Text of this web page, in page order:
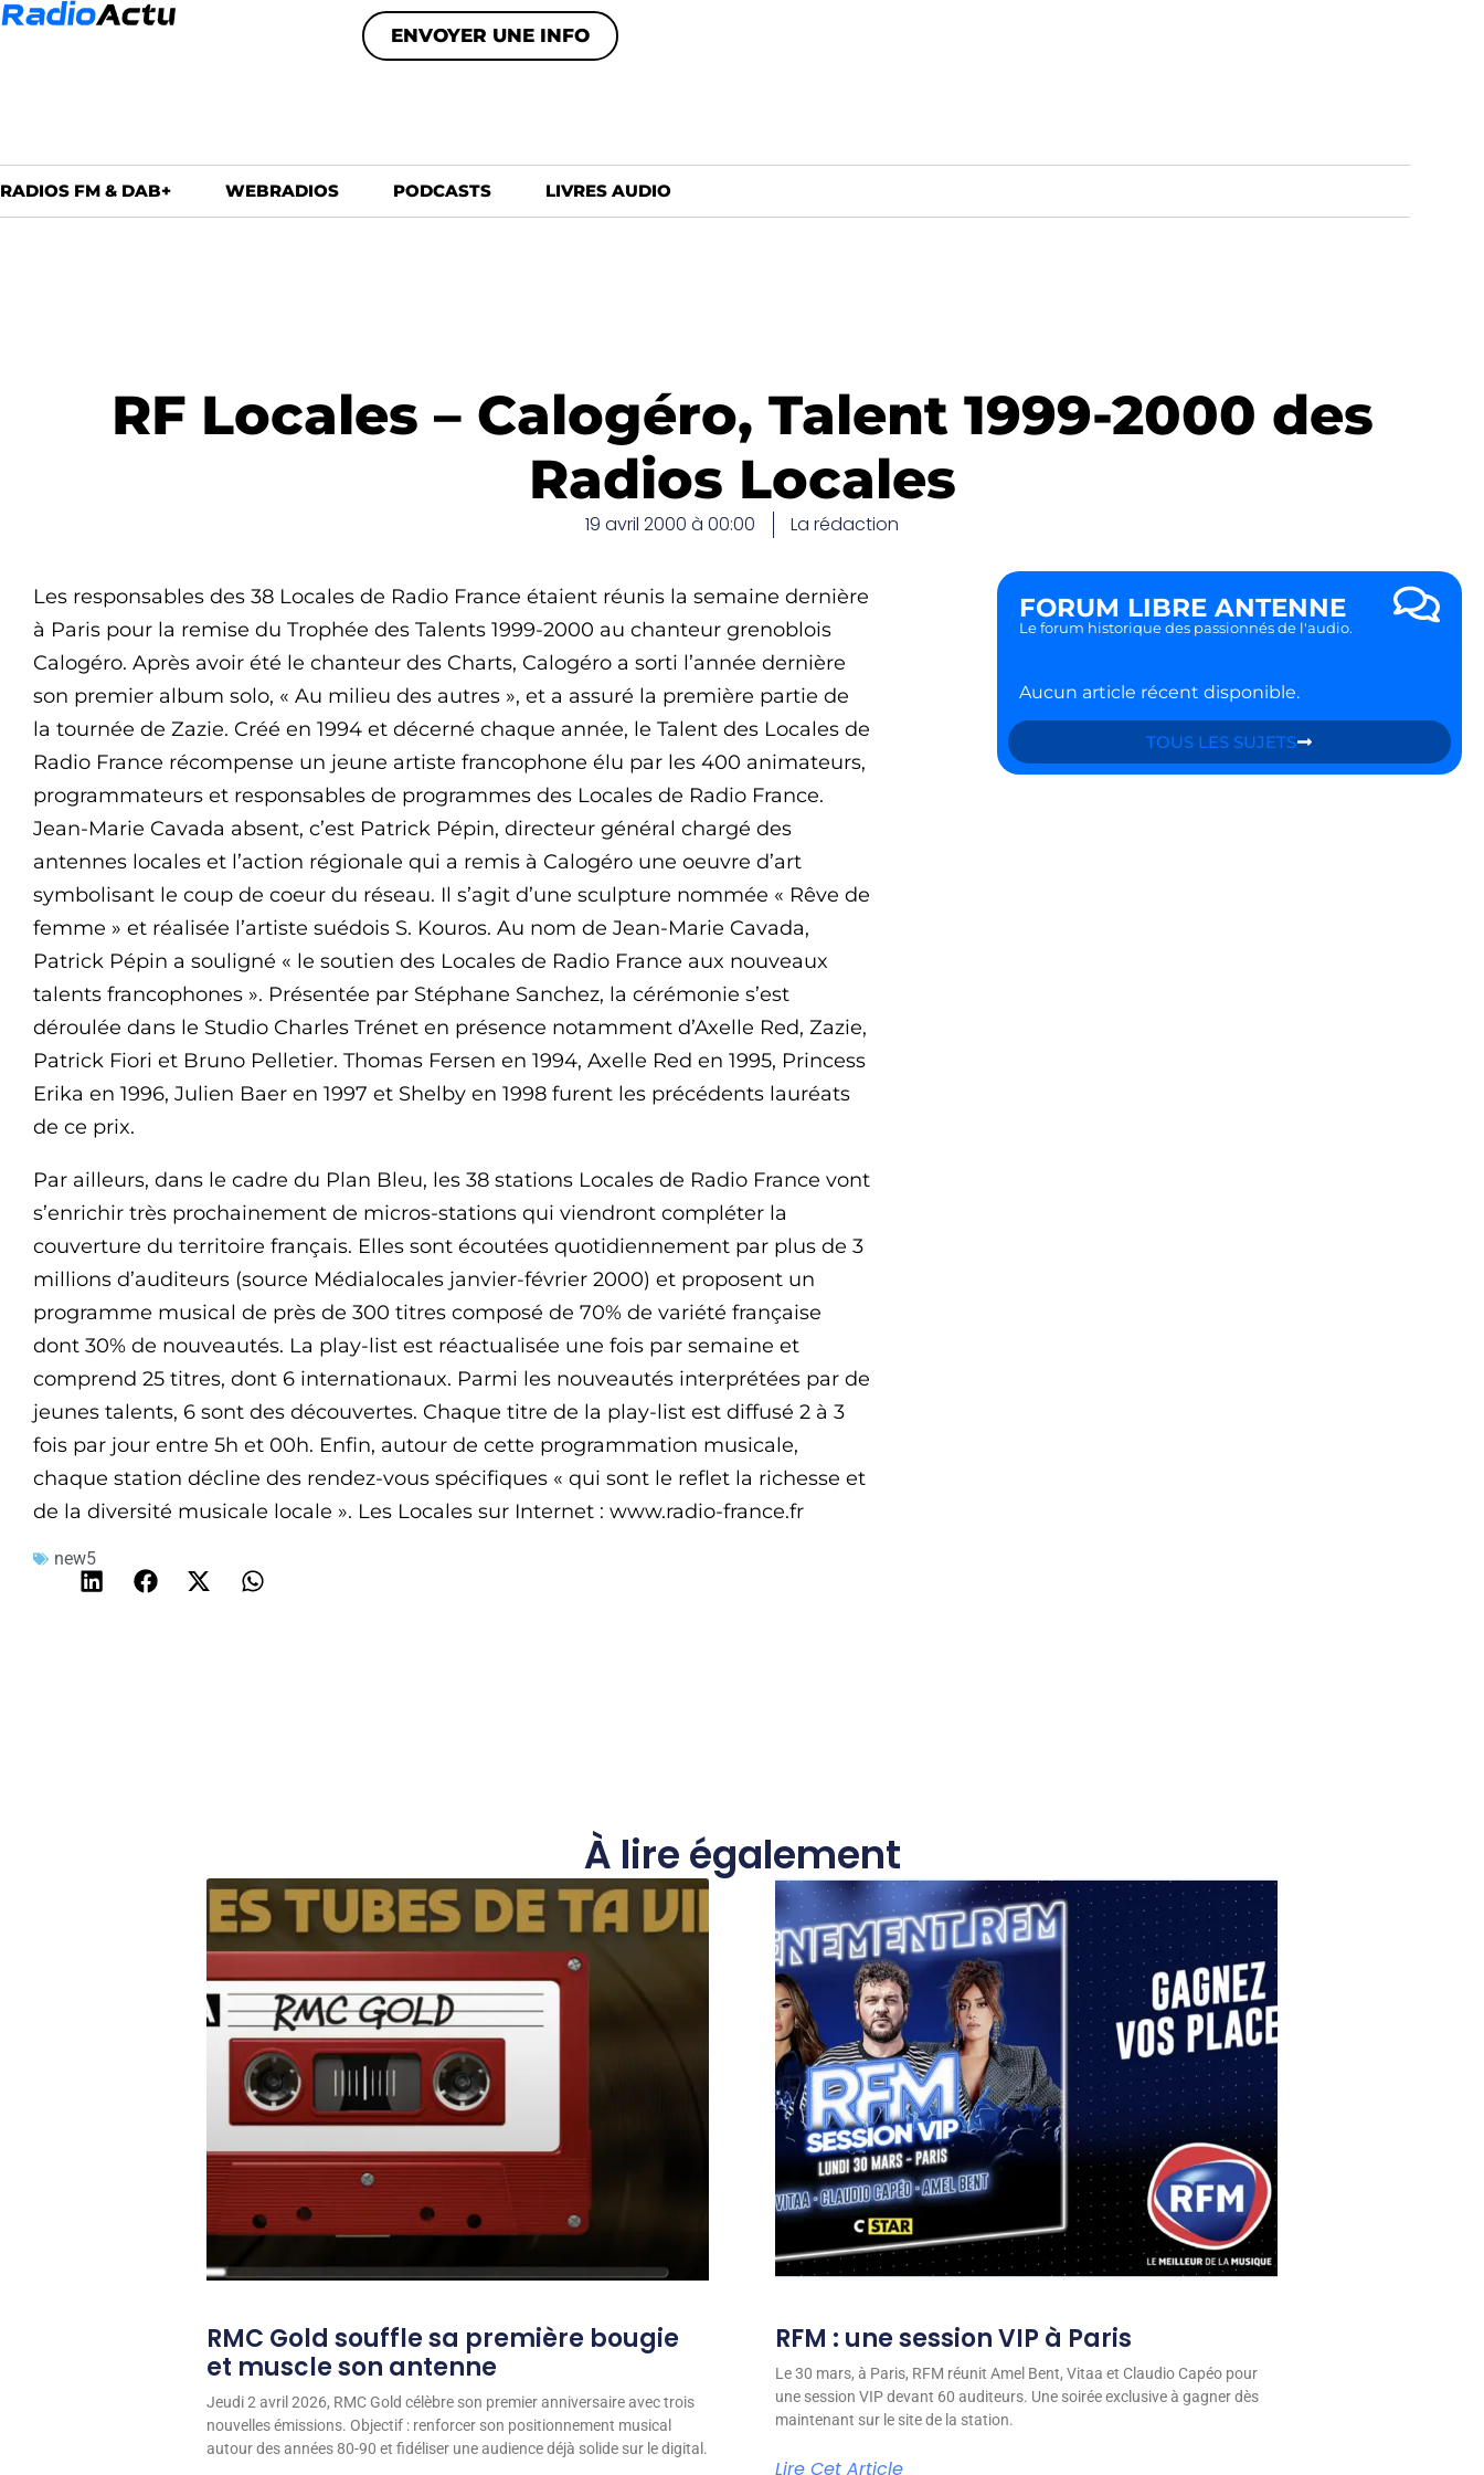
ENVOYER UNE INFO
RADIOS FM & DAB+ WEBRADIOS PODCASTS LIVRES AUDIO
RF Locales – Calogéro, Talent 1999-2000 des
Radios Locales
19 avril 2000 à 00:00 La rédaction
Les responsables des 38 Locales de Radio France étaient réunis la semaine dernière
à Paris pour la remise du Trophée des Talents 1999-2000 au chanteur grenoblois
Calogéro. Après avoir été le chanteur des Charts, Calogéro a sorti l’année dernière
son premier album solo, « Au milieu des autres », et a assuré la première partie de
la tournée de Zazie. Créé en 1994 et décerné chaque année, le Talent des Locales de
Radio France récompense un jeune artiste francophone élu par les 400 animateurs,
programmateurs et responsables de programmes des Locales de Radio France.
Jean-Marie Cavada absent, c’est Patrick Pépin, directeur général chargé des
antennes locales et l’action régionale qui a remis à Calogéro une oeuvre d’art
symbolisant le coup de coeur du réseau. Il s’agit d’une sculpture nommée « Rêve de
femme » et réalisée l’artiste suédois S. Kouros. Au nom de Jean-Marie Cavada,
Patrick Pépin a souligné « le soutien des Locales de Radio France aux nouveaux
talents francophones ». Présentée par Stéphane Sanchez, la cérémonie s’est
déroulée dans le Studio Charles Trénet en présence notamment d’Axelle Red, Zazie,
Patrick Fiori et Bruno Pelletier. Thomas Fersen en 1994, Axelle Red en 1995, Princess
Erika en 1996, Julien Baer en 1997 et Shelby en 1998 furent les précédents lauréats
de ce prix.
Par ailleurs, dans le cadre du Plan Bleu, les 38 stations Locales de Radio France vont
s’enrichir très prochainement de micros-stations qui viendront compléter la
couverture du territoire français. Elles sont écoutées quotidiennement par plus de 3
millions d’auditeurs (source Médialocales janvier-février 2000) et proposent un
programme musical de près de 300 titres composé de 70% de variété française
dont 30% de nouveautés. La play-list est réactualisée une fois par semaine et
comprend 25 titres, dont 6 internationaux. Parmi les nouveautés interprétées par de
jeunes talents, 6 sont des découvertes. Chaque titre de la play-list est diffusé 2 à 3
fois par jour entre 5h et 00h. Enfin, autour de cette programmation musicale,
chaque station décline des rendez-vous spécifiques « qui sont le reflet la richesse et
de la diversité musicale locale ». Les Locales sur Internet : www.radio-france.fr
new5
FORUM LIBRE ANTENNE
Le forum historique des passionnés de l'audio.
Aucun article récent disponible.
TOUS LES SUJETS
À lire également
RMC Gold souffle sa première bougie
et muscle son antenne
Jeudi 2 avril 2026, RMC Gold célèbre son premier anniversaire avec trois
nouvelles émissions. Objectif : renforcer son positionnement musical
autour des années 80-90 et fidéliser une audience déjà solide sur le digital.
RFM : une session VIP à Paris
Le 30 mars, à Paris, RFM réunit Amel Bent, Vitaa et Claudio Capéo pour
une session VIP devant 60 auditeurs. Une soirée exclusive à gagner dès
maintenant sur le site de la station.
Lire Cet Article